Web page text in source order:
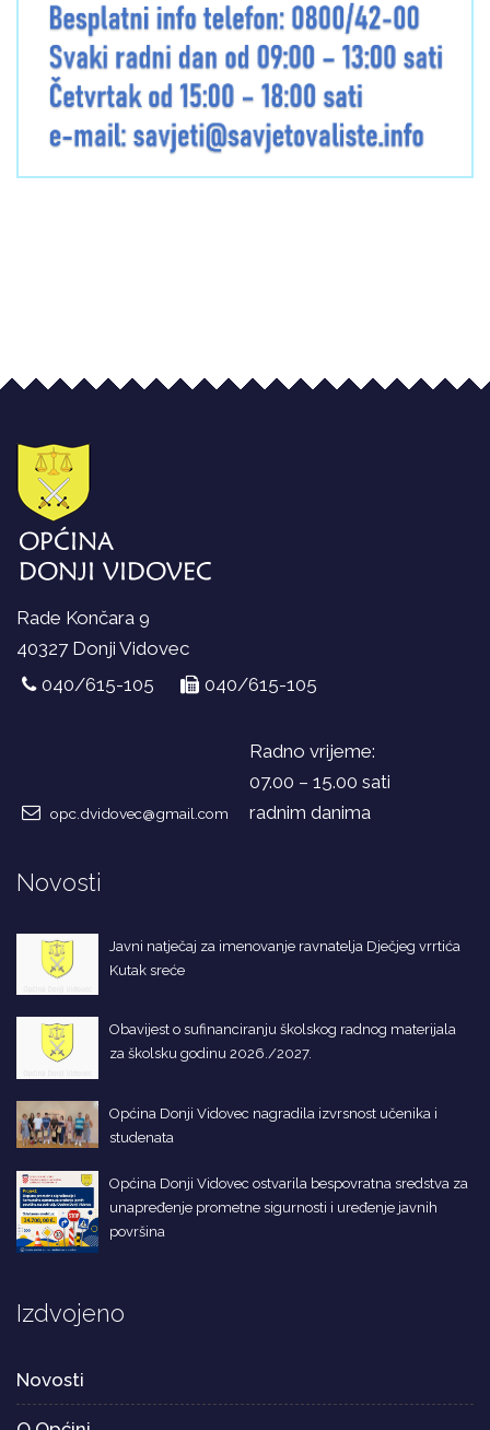
Rade Končara 9
40327 Donji Vidovec
040/615-105
040/615-105
opc.dvidovec@gmail.com
Radno vrijeme:
07.00 – 15.00 sati
radnim danima
Novosti
Javni natječaj za imenovanje ravnatelja Dječjeg vrrtića
Kutak sreće
Obavijest o sufinanciranju školskog radnog materijala
za školsku godinu 2026./2027.
Općina Donji Vidovec nagradila izvrsnost učenika i
studenata
Općina Donji Vidovec ostvarila bespovratna sredstva za
unapređenje prometne sigurnosti i uređenje javnih
površina
Izdvojeno
Novosti